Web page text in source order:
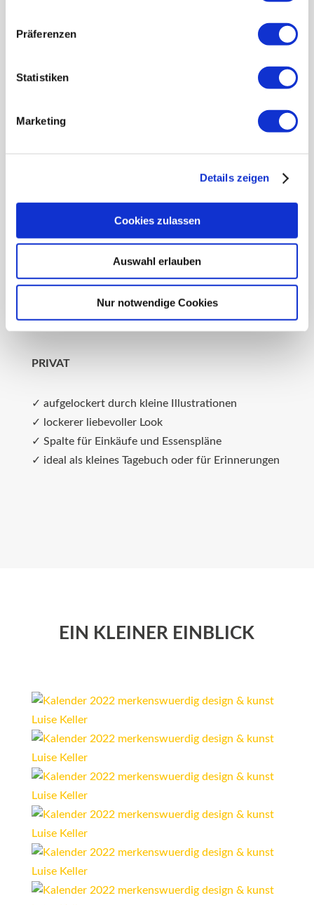
Präferenzen
Statistiken
Marketing
Details zeigen
Cookies zulassen
Auswahl erlauben
Nur notwendige Cookies
✓ Wochenübersichten
✓ Zeitplanung durch Ziffernblatt-Grafiken
✓ Wochenziele einfach intuitiv priorisieren
✓ Register für Monate und Wochenzahlen für
bestes Zurechtfinden
✓ professioneller Look
PRIVAT
✓ aufgelockert durch kleine Illustrationen
✓ lockerer liebevoller Look
✓ Spalte für Einkäufe und Essenspläne
✓ ideal als kleines Tagebuch oder für Erinnerungen
EIN KLEINER EINBLICK